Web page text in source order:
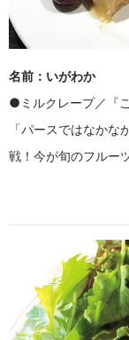
名前：いがわか
●ミルクレープ／『
「パースではなか
戦！今が旬のフルー